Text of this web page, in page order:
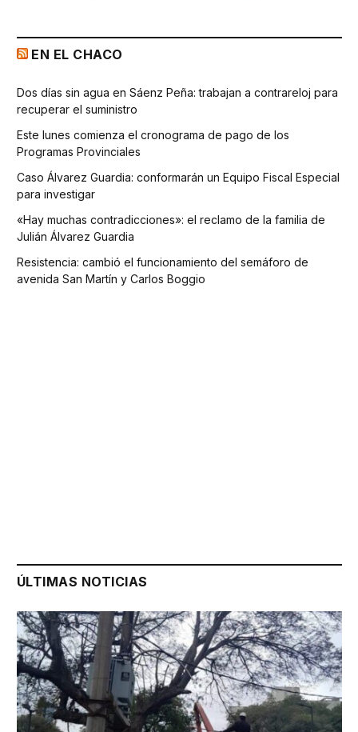
EN EL CHACO
Dos días sin agua en Sáenz Peña: trabajan a contrareloj para
recuperar el suministro
Este lunes comienza el cronograma de pago de los
Programas Provinciales
Caso Álvarez Guardia: conformarán un Equipo Fiscal Especial
para investigar
«Hay muchas contradicciones»: el reclamo de la familia de
Julián Álvarez Guardia
Resistencia: cambió el funcionamiento del semáforo de
avenida San Martín y Carlos Boggio
ÚLTIMAS NOTICIAS